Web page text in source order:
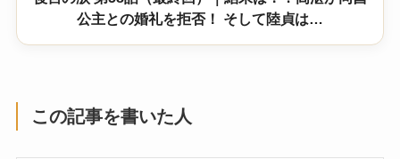
公主との婚礼を拒否！ そして陸貞は…
この記事を書いた人